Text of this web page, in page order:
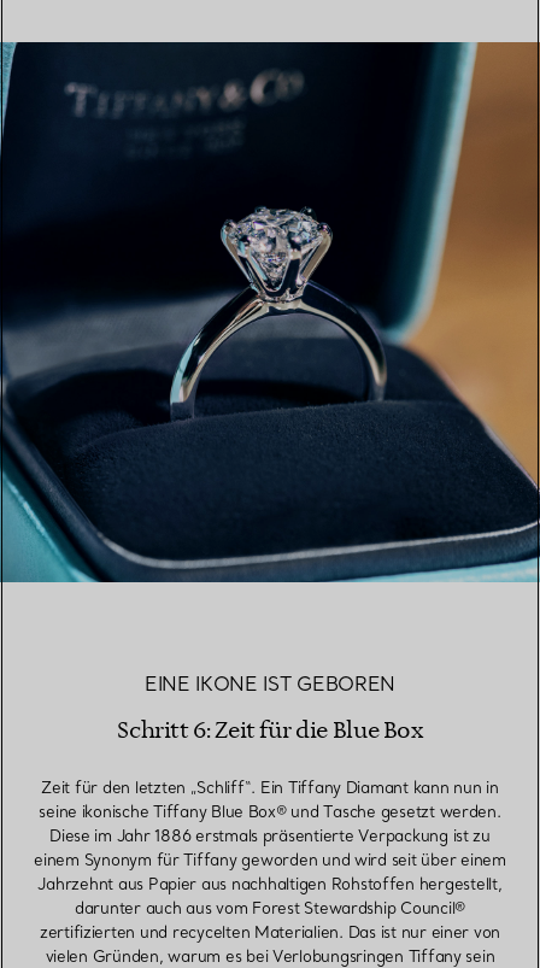
EINE IKONE IST GEBOREN
Schritt 6: Zeit für die Blue Box
Zeit für den letzten „Schliff“. Ein Tiffany Diamant kann nun in
seine ikonische Tiffany Blue Box® und Tasche gesetzt werden.
Diese im Jahr 1886 erstmals präsentierte Verpackung ist zu
einem Synonym für Tiffany geworden und wird seit über einem
Jahrzehnt aus Papier aus nachhaltigen Rohstoffen hergestellt,
darunter auch aus vom Forest Stewardship Council®
zertifizierten und recycelten Materialien. Das ist nur einer von
vielen Gründen, warum es bei Verlobungsringen Tiffany sein